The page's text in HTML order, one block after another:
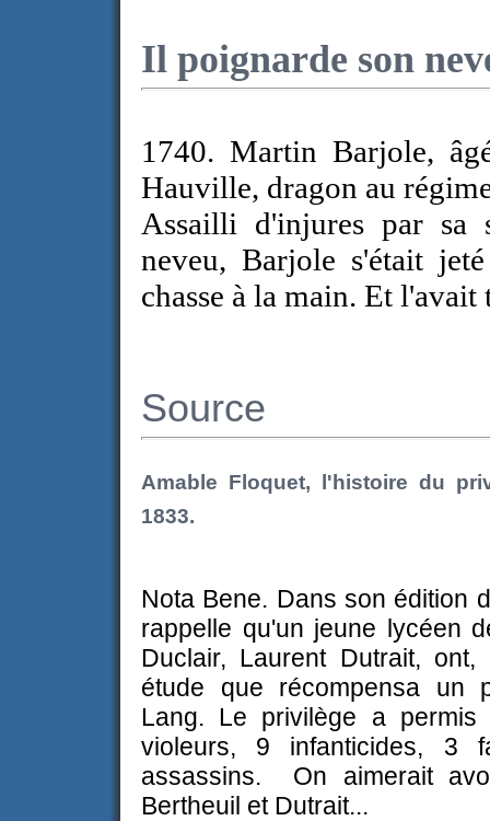
Il poignarde son
1740. Martin Barjole,
Hauville, dragon au
Assailli d'injures par sa
neveu, Barjole s'était
chasse à la main. Et l'avait
Source
Amable Floquet, l'histoire du
1833.
Nota Bene. Dans son édition
rappelle qu'un jeune lycéen
Duclair, Laurent Dutrait,
étude que récompensa un
Lang. Le privilège a
violeurs, 9 infanticides, 3
assassins. On aimerait
Bertheuil et Dutrait...